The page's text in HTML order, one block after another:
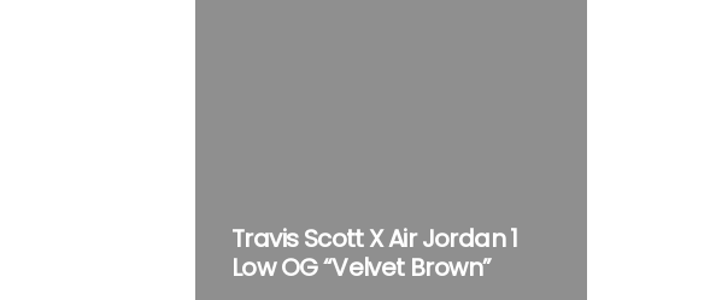
Travis Scott X Air Jordan 1
Low OG “Velvet Brown”